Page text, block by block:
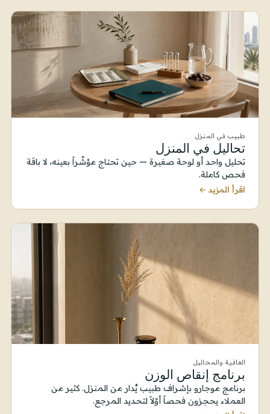
طبيب في المنزل
تحاليل في المنزل
تحليل واحد أو لوحة صغيرة — حين تحتاج مؤشّراً بعينه، لا باقة
فحص كاملة.
اقرأ المزيد ←
العافية والمحاليل
برنامج إنقاص الوزن
برنامج موجارو بإشراف طبيب يُدار من المنزل. كثير من
العملاء يحجزون فحصاً أوّلاً لتحديد المرجع.